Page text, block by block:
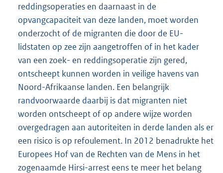
reddingsoperaties en daarnaast in de
opvangcapaciteit van deze landen, moet worden
onderzocht of de migranten die door de EU-
lidstaten op zee zijn aangetroffen of in het kader
van een zoek- en reddingsoperatie zijn gered,
ontscheept kunnen worden in veilige havens van
Noord-Afrikaanse landen. Een belangrijk
randvoorwaarde daarbij is dat migranten niet
worden ontscheept of op andere wijze worden
overgedragen aan autoriteiten in derde landen als er
een risico is op refoulement. In 2012 benadrukte het
Europees Hof van de Rechten van de Mens in het
zogenaamde Hirsi-arrest eens te meer het belang